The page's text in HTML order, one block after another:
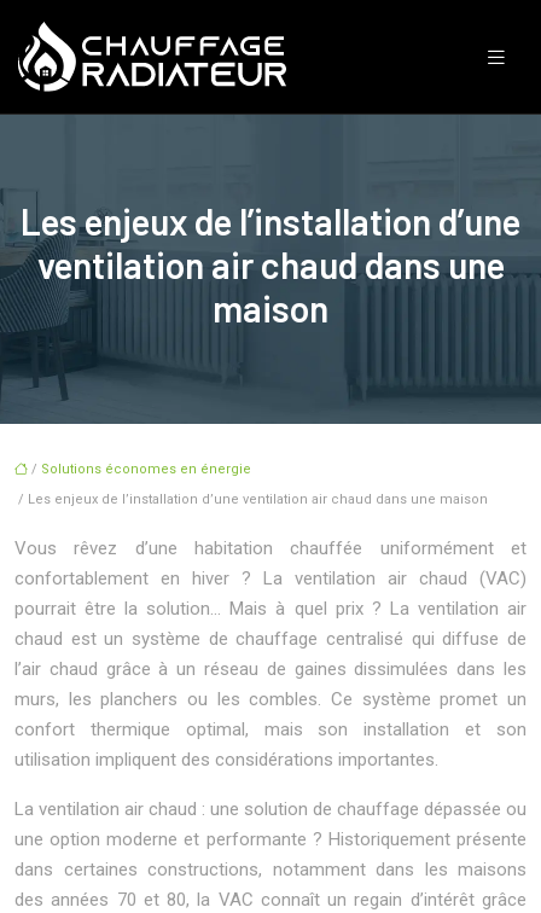
Les enjeux de l’installation d’une
ventilation air chaud dans une
maison
/ Solutions économes en énergie
/ Les enjeux de l’installation d’une ventilation air chaud dans une maison
Vous rêvez d’une habitation chauffée uniformément et
confortablement en hiver ? La ventilation air chaud (VAC)
pourrait être la solution… Mais à quel prix ? La ventilation air
chaud est un système de chauffage centralisé qui diffuse de
l’air chaud grâce à un réseau de gaines dissimulées dans les
murs, les planchers ou les combles. Ce système promet un
confort thermique optimal, mais son installation et son
utilisation impliquent des considérations importantes.
La ventilation air chaud : une solution de chauffage dépassée ou
une option moderne et performante ? Historiquement présente
dans certaines constructions, notamment dans les maisons
des années 70 et 80, la VAC connaît un regain d’intérêt grâce